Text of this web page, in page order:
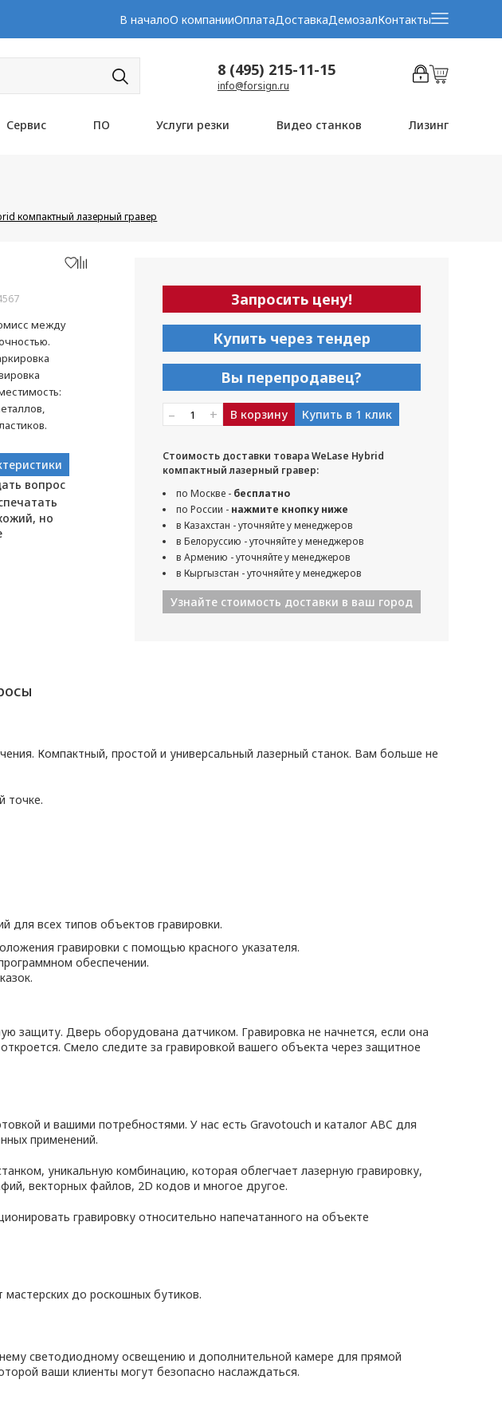
В началоО компанииОплатаДоставкаДемозалКонтакты
8 (495) 215-11-15
info@forsign.ru
Сервис ПО Услуги резки Видео станков Лизинг
компактный лазерный гравер
между
вопрос
но
Запросить цену!
Купить через тендер
Вы перепродавец?
– + В корзину Купить в 1 клик
Стоимость доставки товара WeLase Hybrid
компактный лазерный гравер:
по Москве - бесплатно
по России - нажмите кнопку ниже
в Казахстан - уточняйте у менеджеров
в Белоруссию - уточняйте у менеджеров
в Армению - уточняйте у менеджеров
в Кыргызстан - уточняйте у менеджеров
Узнайте стоимость доставки в ваш город
Компактный, простой и универсальный лазерный станок. Вам больше не
точке.
для всех типов объектов гравировки.
гравировки с помощью красного указателя.
обеспечении.
защиту. Дверь оборудована датчиком. Гравировка не начнется, если она
Смело следите за гравировкой вашего объекта через защитное
и вашими потребностями. У нас есть Gravotouch и каталог ABC для
применений.
уникальную комбинацию, которая облегчает лазерную гравировку,
векторных файлов, 2D кодов и многое другое.
гравировку относительно напечатанного на объекте
до роскошных бутиков.
светодиодному освещению и дополнительной камере для прямой
ваши клиенты могут безопасно наслаждаться.